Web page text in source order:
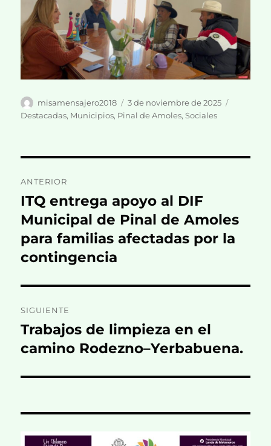
Autor
misamensajero2018
Publicado
el
3 de noviembre de 2025
Destacadas, Municipios, Pinal de Amoles,Sociales
de
entradas
ANTERIOR
Entrada
anterior:
ITQ entrega apoyo al DIF
Municipal de Pinal de Amoles
para familias afectadas por la
contingencia
SIGUIENTE
Entrada
siguiente:
Trabajos de limpieza en el
camino Rodezno–Yerbabuena.